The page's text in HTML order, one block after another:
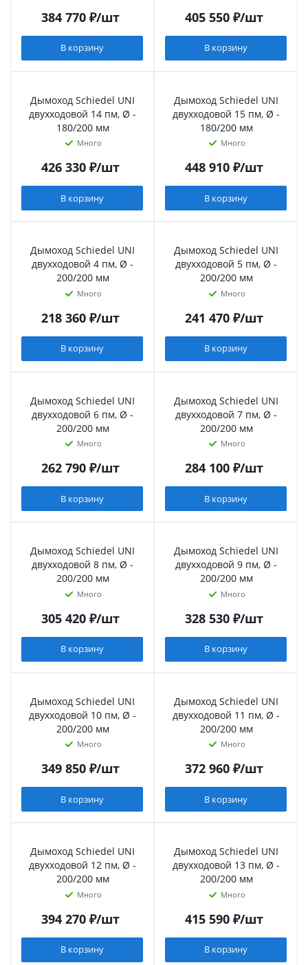
384 770₽/шт
В корзину
405 550₽/шт
В корзину
Дымоход Schiedel UNI
двухходовой 14 пм, Ø -
180/200 мм
Много
426 330₽/шт
В корзину
Дымоход Schiedel UNI
двухходовой 15 пм, Ø -
180/200 мм
Много
448 910₽/шт
В корзину
Дымоход Schiedel UNI
двухходовой 4 пм, Ø -
200/200 мм
Много
218 360₽/шт
В корзину
Дымоход Schiedel UNI
двухходовой 5 пм, Ø -
200/200 мм
Много
241 470₽/шт
В корзину
Дымоход Schiedel UNI
двухходовой 6 пм, Ø -
200/200 мм
Много
262 790₽/шт
В корзину
Дымоход Schiedel UNI
двухходовой 7 пм, Ø -
200/200 мм
Много
284 100₽/шт
В корзину
Дымоход Schiedel UNI
двухходовой 8 пм, Ø -
200/200 мм
Много
305 420₽/шт
В корзину
Дымоход Schiedel UNI
двухходовой 9 пм, Ø -
200/200 мм
Много
328 530₽/шт
В корзину
Дымоход Schiedel UNI
двухходовой 10 пм, Ø -
200/200 мм
Много
349 850₽/шт
В корзину
Дымоход Schiedel UNI
двухходовой 11 пм, Ø -
200/200 мм
Много
372 960₽/шт
В корзину
Дымоход Schiedel UNI
двухходовой 12 пм, Ø -
200/200 мм
Много
394 270₽/шт
В корзину
Дымоход Schiedel UNI
двухходовой 13 пм, Ø -
200/200 мм
Много
415 590₽/шт
В корзину